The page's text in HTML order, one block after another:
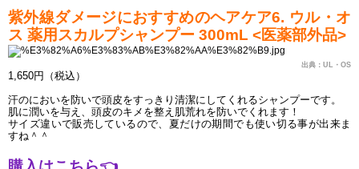
紫外線ダメージにおすすめのヘアケア6. ウル・オ
ス 薬用スカルプシャンプー 300mL <医薬部外品>
出典：UL・OS
1,650円（税込）
汗のにおいを防いで頭皮をすっきり清潔にしてくれるシャンプーです。
肌に潤いを与え、頭皮のキメを整え肌荒れを防いでくれます！
サイズ違いで販売しているので、夏だけの期間でも使い切る事が出来ま
すね＾＾